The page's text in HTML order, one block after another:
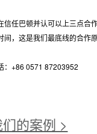
信任巴顿并认可以上三点合
，这是我们最底线的合作
：+86 0571 87203952
的案例 >